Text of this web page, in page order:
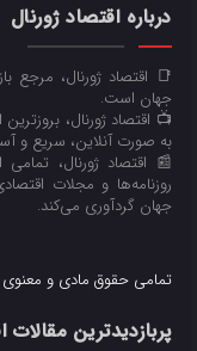
درباره اقتصاد ژورنال
📑 اقتصاد ژورنال، مرجع
جهان است.
📺 اقتصاد ژورنال،
به صورت آنلاین، سریع و
📰 اقتصاد ژورنال، تمامی
روزنامه‌ها و مجلات
جهان گردآوری می‌کند.
تمامی حقوق مادی و معنوی
پربازدیدترین مقالات